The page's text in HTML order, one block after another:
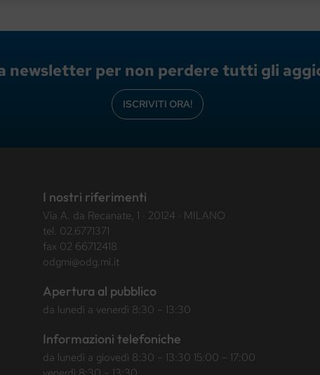
newsletter per non perdere tutti gli
ISCRIVITI ORA!
I nostri riferimenti
Via A. da Recanate, 1 · 20124 · MILANO
tel. 02.6771371
fax 02 66712418
odgmi@odg.mi.it
Apertura al pubblico
da lunedì a venerdì 8:30 – 13:30
Informazioni telefoniche
da lunedì a giovedì 8:30 – 13:30 15:00 – 17:00